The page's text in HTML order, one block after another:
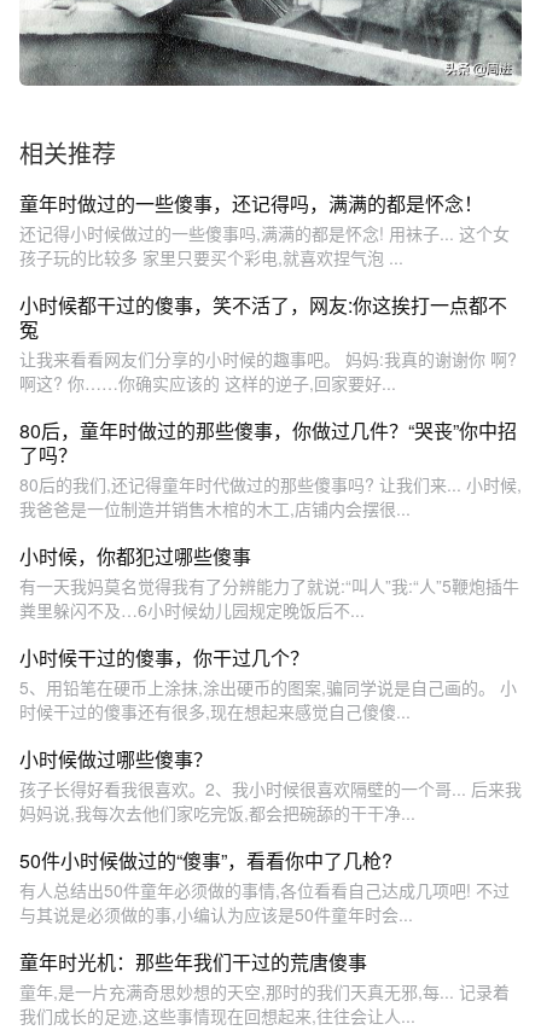
相关推荐
童年时做过的一些傻事，还记得吗，满满的都是怀念！
还记得小时候做过的一些傻事吗,满满的都是怀念! 用袜子... 这个女
孩子玩的比较多 家里只要买个彩电,就喜欢捏气泡 ...
小时候都干过的傻事，笑不活了，网友:你这挨打一点都不
冤
让我来看看网友们分享的小时候的趣事吧。 妈妈:我真的谢谢你 啊?
啊这? 你……你确实应该的 这样的逆子,回家要好...
80后，童年时做过的那些傻事，你做过几件？“哭丧”你中招
了吗？
80后的我们,还记得童年时代做过的那些傻事吗? 让我们来... 小时候,
我爸爸是一位制造并销售木棺的木工,店铺内会摆很...
小时候，你都犯过哪些傻事
有一天我妈莫名觉得我有了分辨能力了就说:“叫人”我:“人”5鞭炮插牛
粪里躲闪不及…6小时候幼儿园规定晚饭后不...
小时候干过的傻事，你干过几个？
5、用铅笔在硬币上涂抹,涂出硬币的图案,骗同学说是自己画的。 小
时候干过的傻事还有很多,现在想起来感觉自己傻傻...
小时候做过哪些傻事？
孩子长得好看我很喜欢。2、我小时候很喜欢隔壁的一个哥... 后来我
妈妈说,我每次去他们家吃完饭,都会把碗舔的干干净...
50件小时候做过的“傻事”，看看你中了几枪?
有人总结出50件童年必须做的事情,各位看看自己达成几项吧! 不过
与其说是必须做的事,小编认为应该是50件童年时会...
童年时光机：那些年我们干过的荒唐傻事
童年,是一片充满奇思妙想的天空,那时的我们天真无邪,每... 记录着
我们成长的足迹,这些事情现在回想起来,往往会让人...